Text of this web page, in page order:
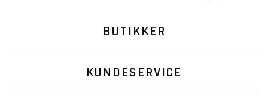
BUTIKKER
KUNDESERVICE